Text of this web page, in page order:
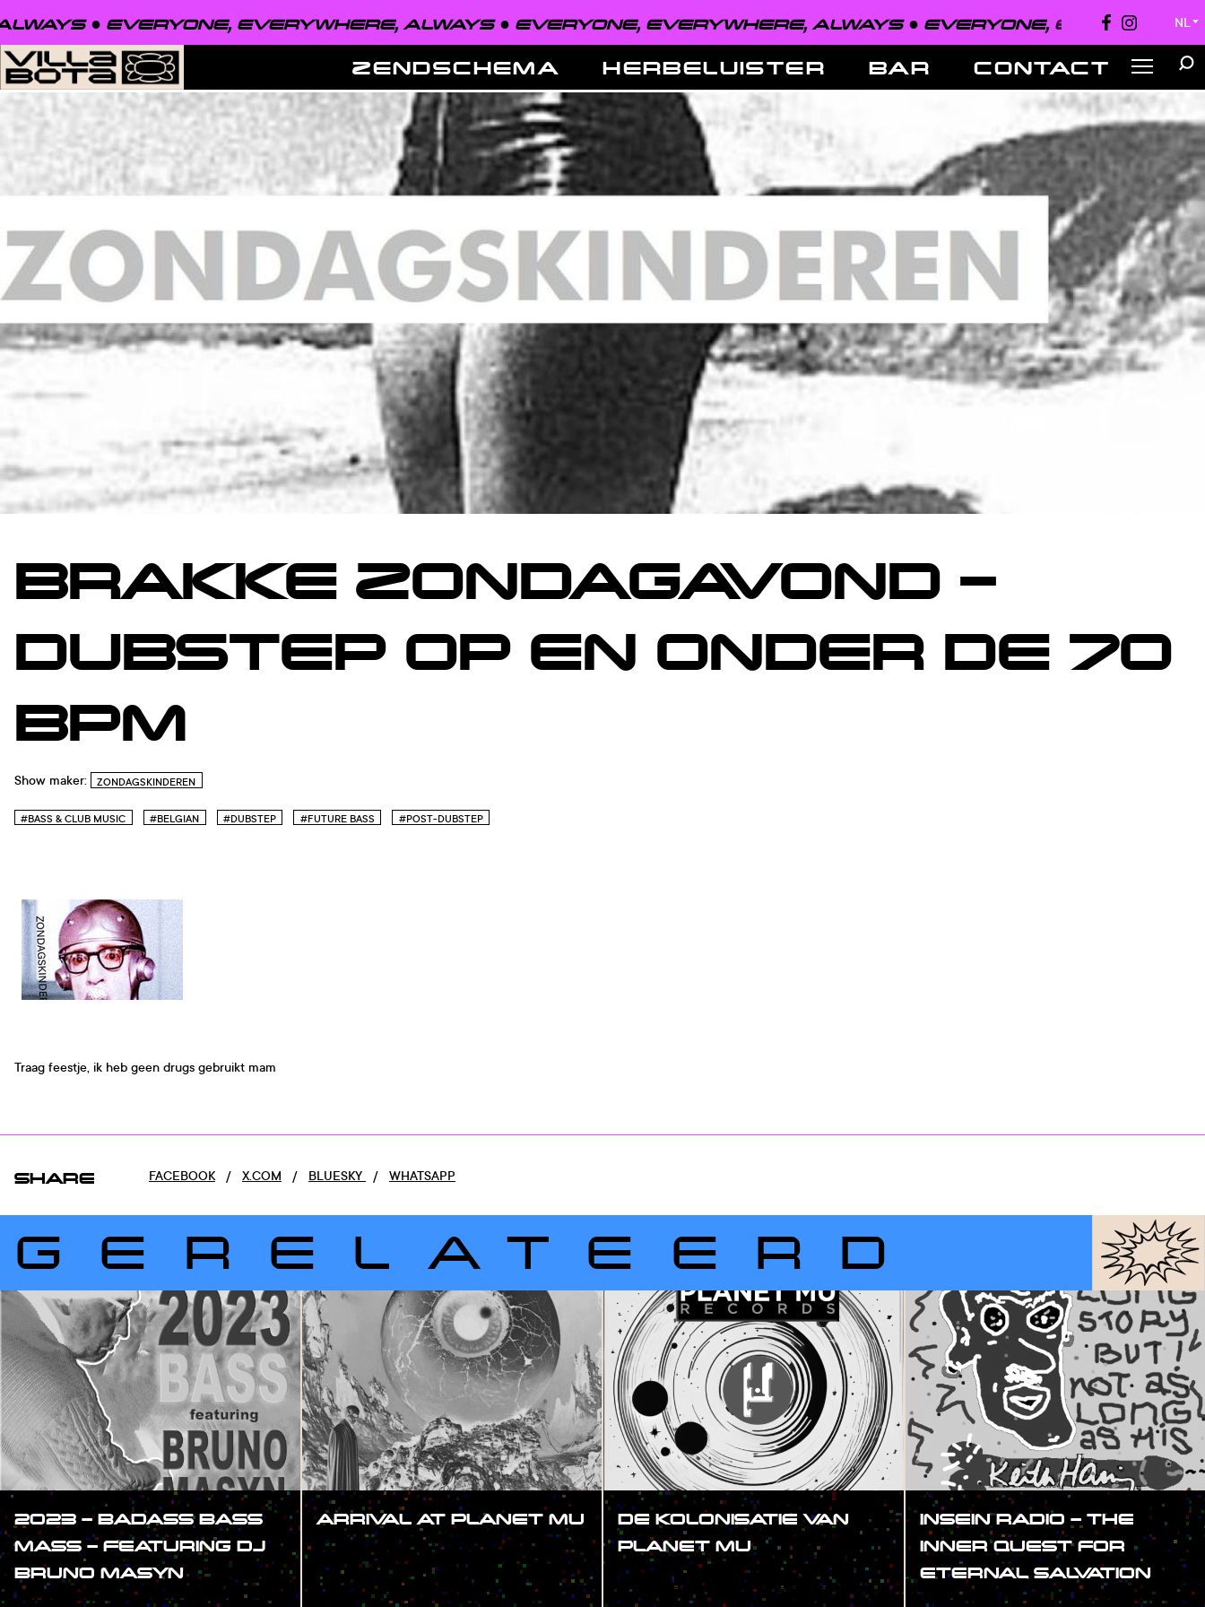
● EVERYONE, EVERYWHERE, ALWAYS ● EVERYONE, EVERYWHERE, ALWAYS ● EVERYONE, EVERYWHERE,
NL ▼
ZENDSCHEMA HERBELUISTER BAR CONTACT
BRAKKE ZONDAGAVOND –
DUBSTEP OP EN ONDER DE 70
BPM
Show maker: ZONDAGSKINDEREN
#BASS & CLUB MUSIC #BELGIAN #DUBSTEP #FUTURE BASS #POST-DUBSTEP
Traag feestje, ik heb geen drugs gebruikt mam
SHARE FACEBOOK / X.COM / BLUESKY / WHATSAPP
GERELATEERD
2023 – BADASS BASS
MASS – FEATURING DJ
BRUNO MASYN
ARRIVAL AT PLANET MU
#SHOW
DE KOLONISATIE VAN
PLANET MU
#SHOW
INSEIN RADIO – THE
INNER QUEST FOR
ETERNAL SALVATION